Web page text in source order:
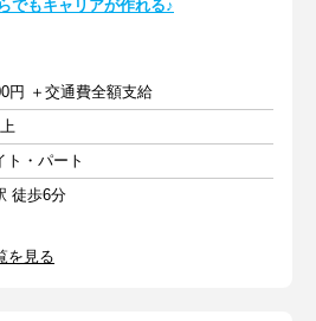
でもキャリアが作れる♪
円 ＋交通費全額支給
ト・パート
徒歩6分
を見る